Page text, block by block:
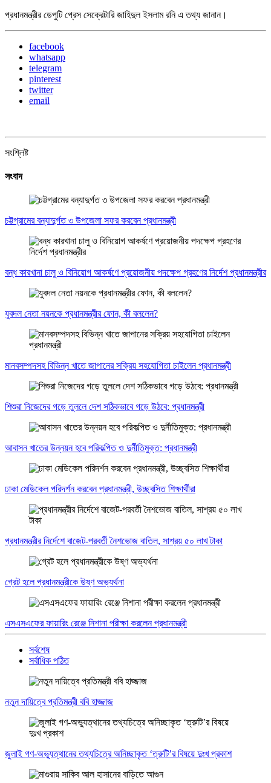
প্রধানমন্ত্রীর ডেপুটি প্রেস সেক্রেটারি জাহিদুল ইসলাম রনি এ তথ্য জানান।
facebook
whatsapp
telegram
pinterest
twitter
email
সংশ্লিষ্ট
সংবাদ
চট্টগ্রামের বন্যাদুর্গত ৩ উপজেলা সফর করবেন প্রধানমন্ত্রী
বন্ধ কারখানা চালু ও বিনিয়োগ আকর্ষণে প্রয়োজনীয় পদক্ষেপ গ্রহণের নির্দেশ প্রধানমন্ত্রীর
যুবদল নেতা নয়নকে প্রধানমন্ত্রীর ফোন, কী বললেন?
মানবসম্পদসহ বিভিন্ন খাতে জাপানের সক্রিয় সহযোগিতা চাইলেন প্রধানমন্ত্রী
শিশুরা নিজেদের গড়ে তুললে দেশ সঠিকভাবে গড়ে উঠবে: প্রধানমন্ত্রী
আবাসন খাতের উন্নয়ন হবে পরিকল্পিত ও দুর্নীতিমুক্ত: প্রধানমন্ত্রী
ঢাকা মেডিকেল পরিদর্শন করবেন প্রধানমন্ত্রী, উচ্ছ্বসিত শিক্ষার্থীরা
প্রধানমন্ত্রীর নির্দেশে বাজেট-পরবর্তী নৈশভোজ বাতিল, সাশ্রয় ৫০ লাখ টাকা
গ্রেট হলে প্রধানমন্ত্রীকে উষ্ণ অভ্যর্থনা
এসএসএফের ফায়ারিং রেঞ্জে নিশানা পরীক্ষা করলেন প্রধানমন্ত্রী
সর্বশেষ
সর্বাধিক পঠিত
নতুন দায়িত্বে প্রতিমন্ত্রী ববি হাজ্জাজ
জুলাই গণ-অভ্যুত্থানের তথ্যচিত্রে অনিচ্ছাকৃত ‘ত্রুটি’র বিষয়ে দুঃখ প্রকাশ